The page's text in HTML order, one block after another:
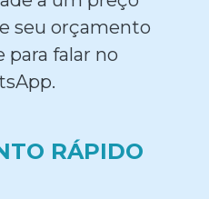
seu orçamento
para falar no
RÁPIDO